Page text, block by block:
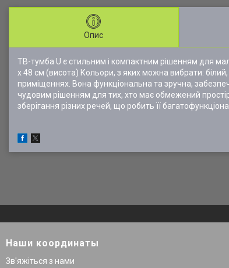
Опис
ТВ-тумба U є стильним і компактним рішенням для
x 48 см (висота) Кольори, з яких можна вибрати:
приміщеннях. Вона функціональна та зручна,
чудовим рішенням для тих, хто має обмежений
зберігання різних речей, що робить її
Наши координаты
Зв'яжіться з нами